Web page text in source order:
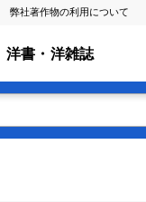
弊社著作物の利用について
洋書・洋雑誌